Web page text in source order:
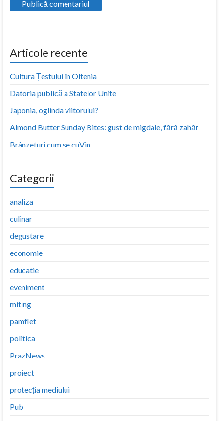
Articole recente
Cultura Țestului în Oltenia
Datoria publică a Statelor Unite
Japonia, oglinda viitorului?
Almond Butter Sunday Bites: gust de migdale, fără zahăr
Brânzeturi cum se cuVin
Categorii
analiza
culinar
degustare
economie
educatie
eveniment
miting
pamflet
politica
PrazNews
proiect
protecția mediului
Pub